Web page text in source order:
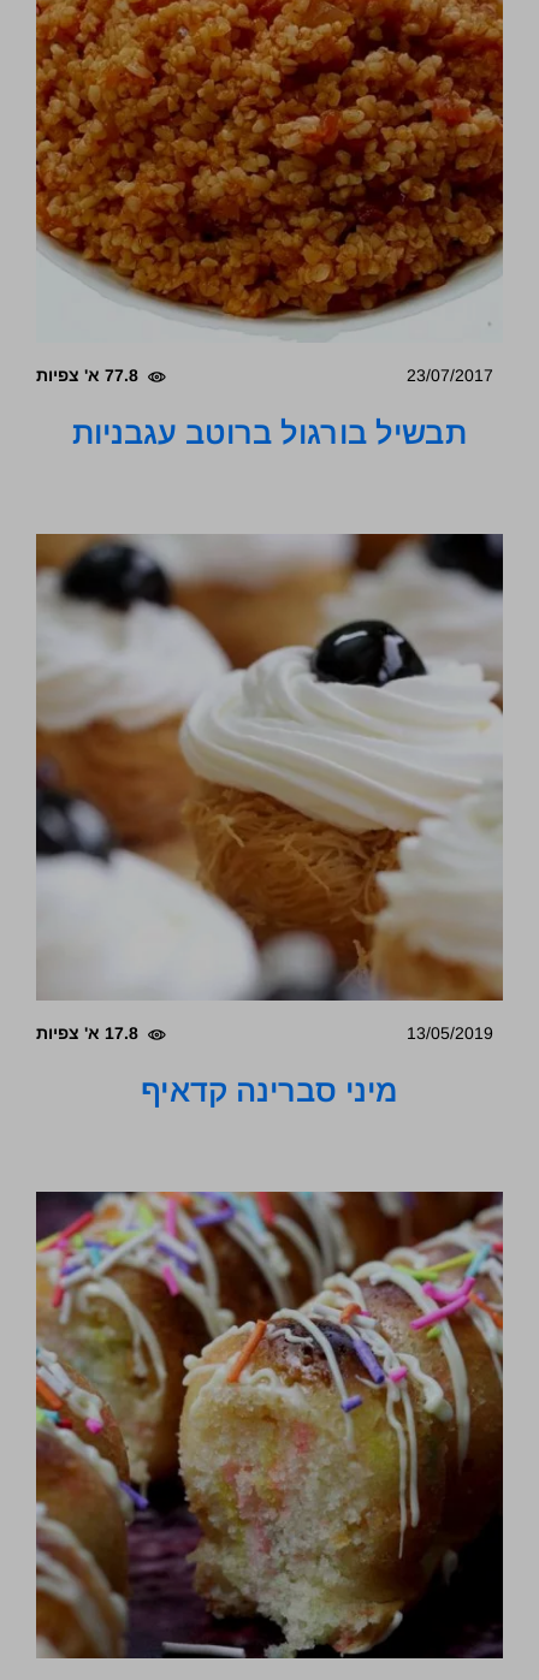
23/07/2017 77.8 א' צפיות
תבשיל בורגול ברוטב עגבניות
13/05/2019 17.8 א' צפיות
מיני סברינה קדאיף